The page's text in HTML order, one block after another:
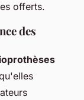
offerts.
des